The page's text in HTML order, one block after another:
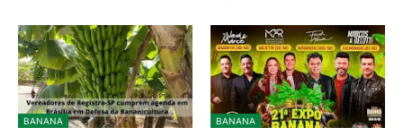
BANANA BANANA